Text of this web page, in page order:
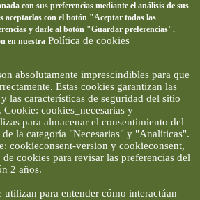
con sus preferencias mediante el análisis de sus
aceptarlas con el botón "Aceptar todas las
y darle al botón "Guardar preferencias".
en nuestra Política de cookies
absolutamente imprescindibles para que
Estas cookies garantizan las
las características de seguridad del sitio
cookies_necesarias y
para almacenar el consentimiento del
la categoría "Necesarias" y "Analíticas".
cookieconsent-version y cookieconsent,
cookies para revisar las preferencias del
2 años.
utilizan para entender cómo interactúan